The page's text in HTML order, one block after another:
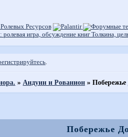
.
» Андуин и Рованион »Побережье
Побережье